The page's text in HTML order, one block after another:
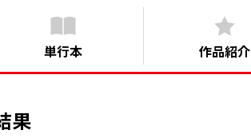
単行本 作品紹介
果